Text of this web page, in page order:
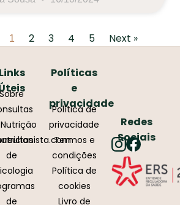
1 2 3 4 5 Next »
Links
Sobre
de
de
Políticas
e
privacidade
Política de
privacidade
Termos e
condições
Política de
cookies
Livro de
Redes
Sociais